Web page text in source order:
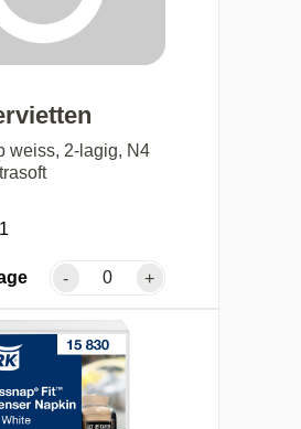
weiss, 2-lagig, N4
- +